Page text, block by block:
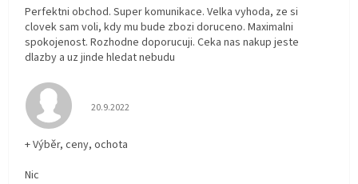
Perfektni obchod. Super komunikace. Velka vyhoda, ze si
clovek sam voli, kdy mu bude zbozi doruceno. Maximalni
spokojenost. Rozhodne doporucuji. Ceka nas nakup jeste
dlazby a uz jinde hledat nebudu
Hodnocení obchodu je 5 z 5 hvězdiček.
20.9.2022
+ Výběr, ceny, ochota
Nic